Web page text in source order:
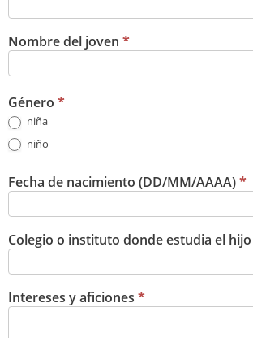
Nombre del joven *
Género *
niña
niño
Fecha de nacimiento (DD/MM/AAAA)*
Colegio o instituto donde estudia el hijo
Intereses y aficiones *